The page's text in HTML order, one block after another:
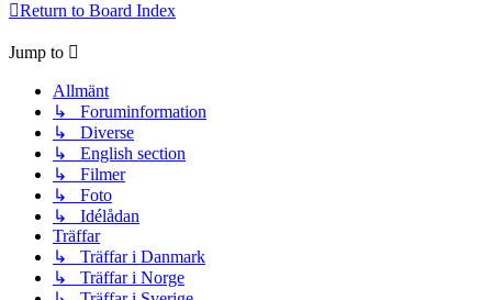
Return to Board Index
Jump to
Allmänt
↳ Foruminformation
↳ Diverse
↳ English section
↳ Filmer
↳ Foto
↳ Idélådan
Träffar
↳ Träffar i Danmark
↳ Träffar i Norge